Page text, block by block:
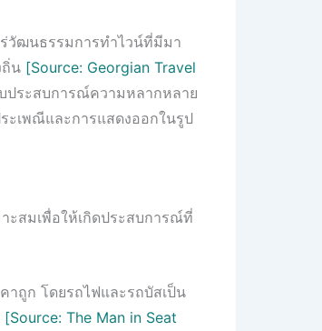
ร่วัฒนธรรมการทำไวน์ที่มีมา
ถิ่น [Source: Georgian Travel
ประสบการณ์ความหลากหลาย
ะเพณีและการแสดงออกในรูป
ะสมเพื่อให้เกิดประสบการณ์ที่
าถูก โดยรถไฟและรถบัสเป็น
[Source: The Man in Seat